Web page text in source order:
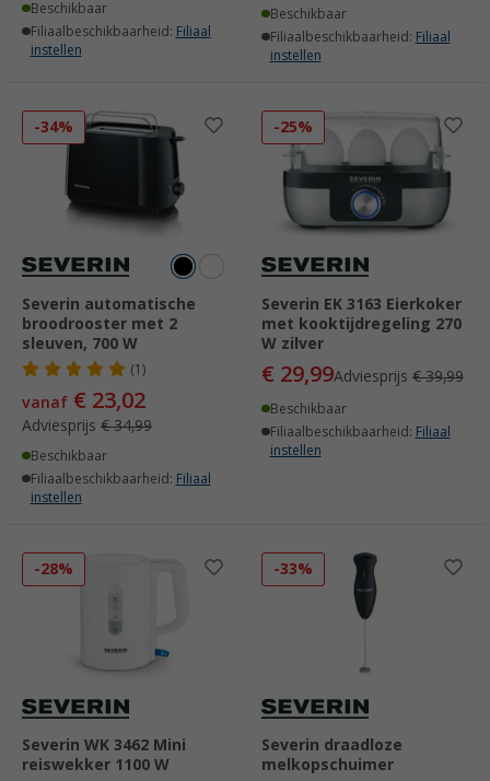
Beschikbaar
Filiaalbeschikbaarheid: Filiaal
instellen
Beschikbaar
Filiaalbeschikbaarheid: Filiaal
instellen
-34%
Severin automatische
broodrooster met 2
sleuven, 700 W
(1)
vanaf € 23,02
Adviesprijs € 34,99
Beschikbaar
Filiaalbeschikbaarheid: Filiaal
instellen
-25%
Severin EK 3163 Eierkoker
met kooktijdregeling 270
W zilver
€ 29,99Adviesprijs € 39,99
Beschikbaar
Filiaalbeschikbaarheid: Filiaal
instellen
-28%
Severin WK 3462 Mini
reiswekker 1100 W
-33%
Severin draadloze
melkopschuimer